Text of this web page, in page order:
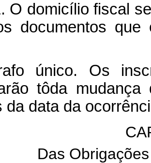
O domicílio fiscal
documentos
único. Os
tôda
da data da
Das